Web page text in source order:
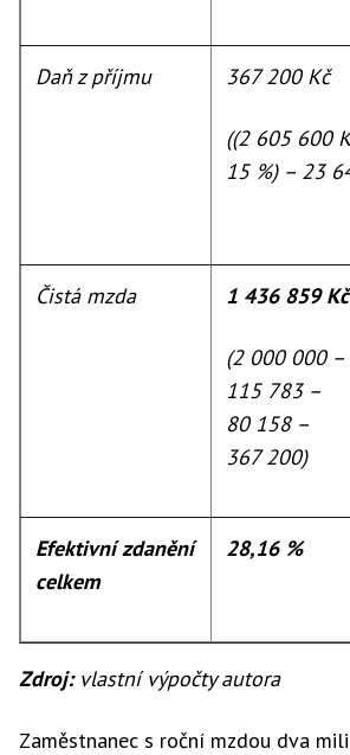
Daň z příjmu 367 200 Kč
((2 605 600
15 %) – 23
Čistá mzda 1 436 859 Kč
(2 000 000 –
115 783 –
80 158 –
367 200)
Efektivní zdanění
celkem
28,16 %
Zdroj: vlastní výpočty autora
Zaměstnanec s roční mzdou dva